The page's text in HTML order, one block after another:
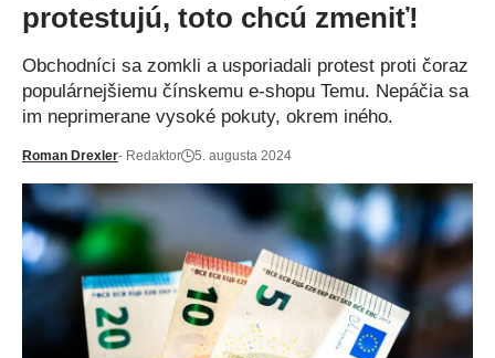
protestujú, toto chcú zmeniť!
Obchodníci sa zomkli a usporiadali protest proti čoraz
populárnejšiemu čínskemu e-shopu Temu. Nepáčia sa
im neprimerane vysoké pokuty, okrem iného.
Roman Drexler- Redaktor 5. augusta 2024